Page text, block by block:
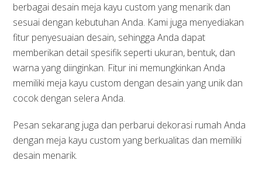
berbagai desain meja kayu custom yang menarik dan
sesuai dengan kebutuhan Anda. Kami juga menyediakan
fitur penyesuaian desain, sehingga Anda dapat
memberikan detail spesifik seperti ukuran, bentuk, dan
warna yang diinginkan. Fitur ini memungkinkan Anda
memiliki meja kayu custom dengan desain yang unik dan
cocok dengan selera Anda.
Pesan sekarang juga dan perbarui dekorasi rumah Anda
dengan meja kayu custom yang berkualitas dan memiliki
desain menarik.